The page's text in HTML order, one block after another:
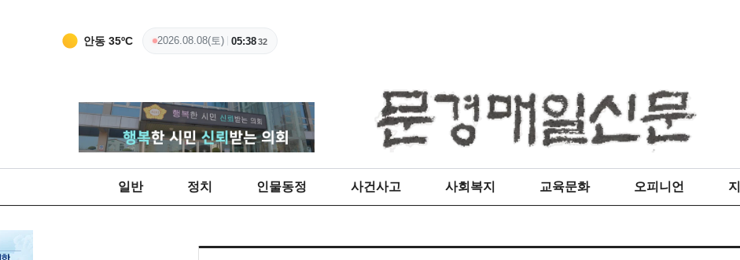
안동 35ºC 2026.08.08(토) 05:3834
일반 정치 인물동정 사건사고 사회복지 교육문화 오피니언